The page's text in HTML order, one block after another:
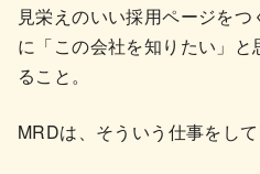
見栄えのいい採用ページを
に「この会社を知りたい」と
ること。
MRDは、そういう仕事をし